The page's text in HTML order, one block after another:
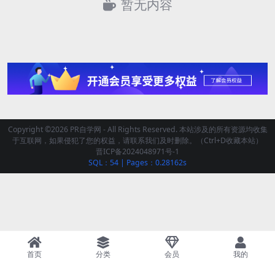
暂无内容
Copyright ©2026 PR自学网 - All Rights Reserved. 本站涉及的所有资源均收集
于互联网，如果侵犯了您的权益，请联系我们及时删除。（Ctrl+D收藏本站）
晋ICP备2024048971号-1
SQL：54 | Pages：0.28162s
首页 分类 会员 我的